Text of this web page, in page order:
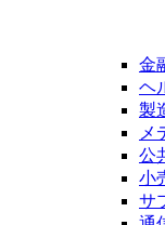
金
ヘ
製
メ
公
小
サ